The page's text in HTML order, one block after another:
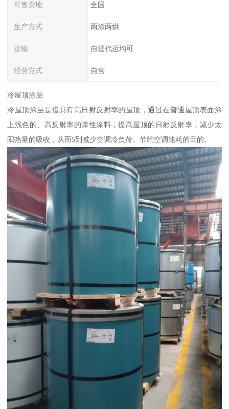
可售卖地 全国
生产方式 两涂两烘
运输 自提代运均可
经营方式 自营
冷屋顶涂层
冷屋顶涂层是指具有高日射反射率的屋顶，通过在普通屋顶表面涂
上浅色的、高反射率的弹性涂料，提高屋顶的日射反射率，减少太
阳热量的吸收，从而5到减少空调冷负荷、节约空调能耗的目的。